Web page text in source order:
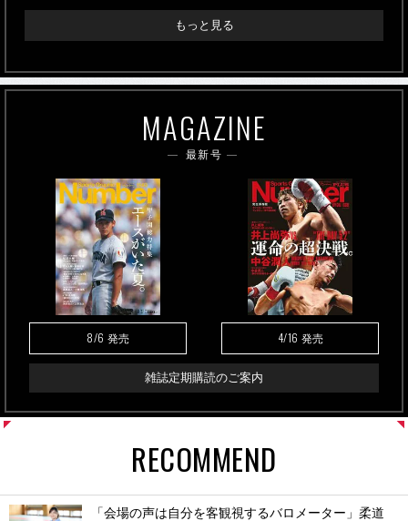
もっと見る
MAGAZINE
最新号
8/6 発売 4/16 発売
雑誌定期購読のご案内
RECOMMEND
「会場の声は自分を客観視するバロメーター」柔道